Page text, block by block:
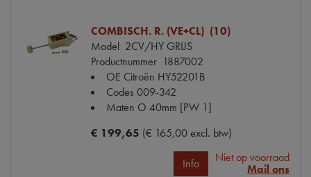
COMBISCH. R. (VE+CL) (10)
Model 2CV/HY GRIJS
Productnummer 1887002
OE Citroën HY52201B
Codes 009-342
Maten O 40mm [PW 1]
€ 199,65 (€ 165,00 excl. btw)
Info
Niet op voorraad
Mail ons